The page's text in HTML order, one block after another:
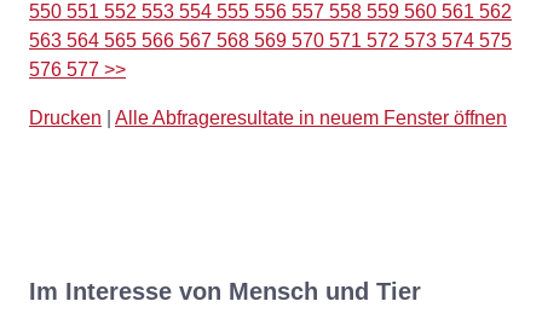
550 551 552 553 554 555 556 557 558 559 560 561 562
563 564 565 566 567 568 569 570 571 572 573 574 575
576 577 >>
Drucken Alle Abfrageresultate in neuem Fenster öffnen
Im Interesse von Mensch und Tier